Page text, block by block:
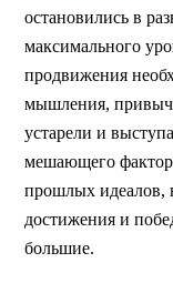
остановились в
максимального
продвижения
мышления,
устарели и
мешающего
прошлых идеалов,
достижения и
большие.